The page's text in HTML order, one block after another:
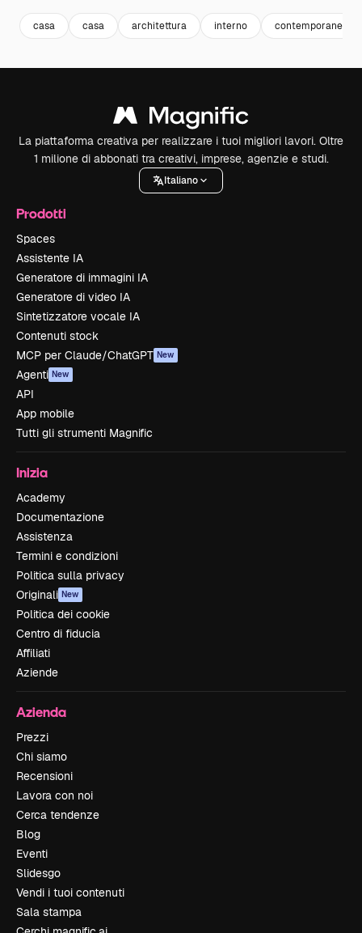
casa casa architettura interno contemporaneo
La piattaforma creativa per realizzare i tuoi migliori lavori. Oltre
1 milione di abbonati tra creativi, imprese, agenzie e studi.
Italiano
Prodotti
Spaces
Assistente IA
Generatore di immagini IA
Generatore di video IA
Sintetizzatore vocale IA
Contenuti stock
MCP per Claude/ChatGPT New
Agenti New
API
App mobile
Tutti gli strumenti Magnific
Inizia
Academy
Documentazione
Assistenza
Termini e condizioni
Politica sulla privacy
Originali New
Politica dei cookie
Centro di fiducia
Affiliati
Aziende
Azienda
Prezzi
Chi siamo
Recensioni
Lavora con noi
Cerca tendenze
Blog
Eventi
Slidesgo
Vendi i tuoi contenuti
Sala stampa